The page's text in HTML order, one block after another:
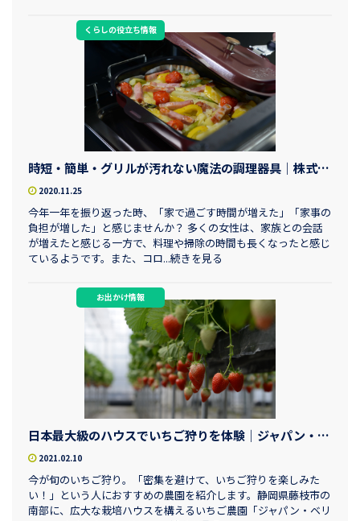
くらしの役立ち情報
時短・簡単・グリルが汚れない魔法の調理器具｜株式会社パロマ 静岡支店
2020.11.25
今年一年を振り返った時、「家で過ごす時間が増えた」「家事の
負担が増した」と感じませんか？ 多くの女性は、家族との会話
が増えたと感じる一方で、料理や掃除の時間も長くなったと感じ
ているようです。また、コロ...続きを見る
お出かけ情報
日本最大級のハウスでいちご狩りを体験｜ジャパン・ベリー
2021.02.10
今が旬のいちご狩り。「密集を避けて、いちご狩りを楽しみた
い！」という人におすすめの農園を紹介します。静岡県藤枝市の
南部に、広大な栽培ハウスを構えるいちご農園「ジャパン・ベリ